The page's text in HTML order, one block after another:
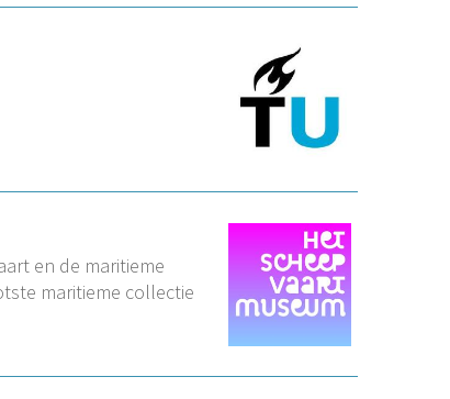
en de maritieme
maritieme collectie